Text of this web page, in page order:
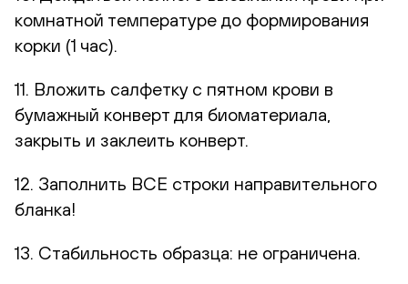
комнатной температуре до формирования
корки (1 час).
11. Вложить салфетку с пятном крови в
бумажный конверт для биоматериала,
закрыть и заклеить конверт.
12. Заполнить ВСЕ строки направительного
бланка!
13. Стабильность образца: не ограничена.